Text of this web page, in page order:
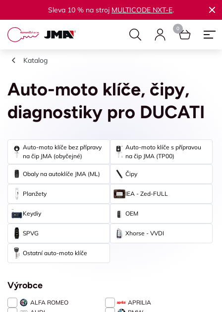
Sleva 10 % na stroj MULTICODE NXT-E.
Katalog
Auto-moto klíče, čipy,
diagnostiky pro DUCATI
Auto-moto klíče bez přípravy
na čip JMA (obyčejné)
Auto-moto klíče s přípravou
na čip JMA (TP00)
Obaly na autoklíče JMA (ML) Čipy
Planžety IEA - Zed-FULL
Keydiy OEM
SPVG Xhorse - VVDI
Ostatní auto-moto klíče
Výrobce
ALFA ROMEO
APRILIA